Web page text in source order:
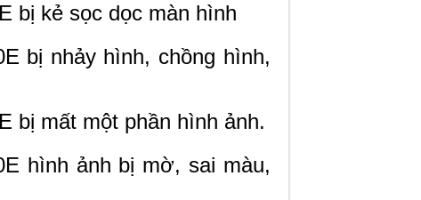
bị kẻ sọc dọc màn hình
bị nhảy hình, chồng hình,
bị mất một phần hình ảnh.
hình ảnh bị mờ, sai màu,